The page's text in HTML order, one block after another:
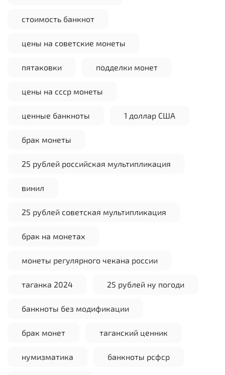
стоимость банкнот
цены на советские монеты
пятаковки подделки монет
цены на ссср монеты
ценные банкноты 1 доллар США
брак монеты
25 рублей российская мультипликация
винил
25 рублей советская мультипликация
брак на монетах
монеты регулярного чекана россии
таганка 2024 25 рублей ну погоди
банкноты без модификации
брак монет таганский ценник
нумизматика банкноты рсфср